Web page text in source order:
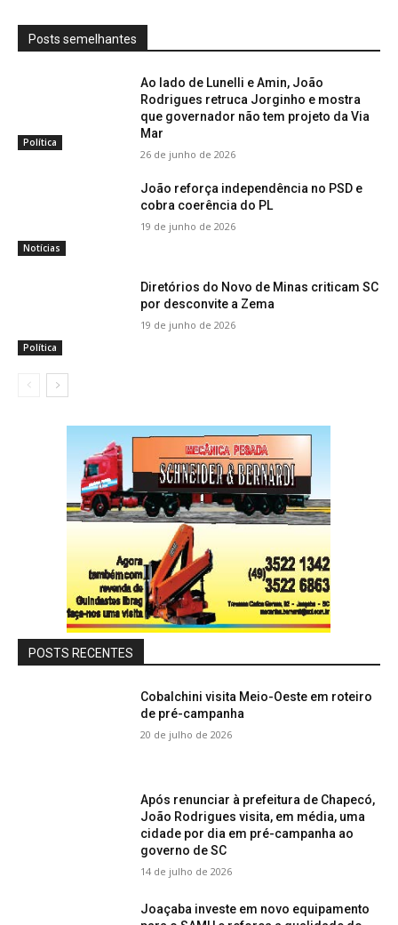
Posts semelhantes
Política
Ao lado de Lunelli e Amin, João
Rodrigues retruca Jorginho e mostra
que governador não tem projeto da Via
Mar
26 de junho de 2026
Notícias
João reforça independência no PSD e
cobra coerência do PL
19 de junho de 2026
Política
Diretórios do Novo de Minas criticam SC
por desconvite a Zema
19 de junho de 2026
POSTS RECENTES
Cobalchini visita Meio-Oeste em roteiro
de pré-campanha
20 de julho de 2026
Após renunciar à prefeitura de Chapecó,
João Rodrigues visita, em média, uma
cidade por dia em pré-campanha ao
governo de SC
14 de julho de 2026
Joaçaba investe em novo equipamento